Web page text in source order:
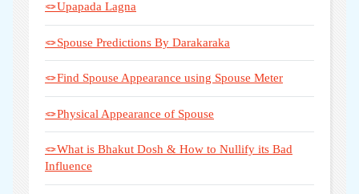
🪢Upapada Lagna
🪢Spouse Predictions By Darakaraka
🪢Find Spouse Appearance using Spouse Meter
🪢Physical Appearance of Spouse
🪢What is Bhakut Dosh & How to Nullify its Bad
Influence